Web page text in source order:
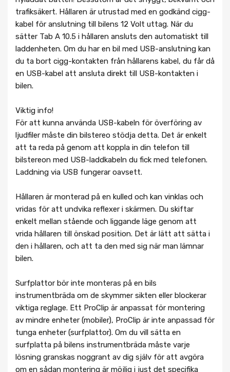
trafiksäkert. Hållaren är utrustad med en godkänd cigg-
kabel för anslutning till bilens 12 Volt uttag. När du
sätter Tab A 10.5 i hållaren ansluts den automatiskt till
laddenheten. Om du har en bil med USB-anslutning kan
du ta bort cigg-kontakten från hållarens kabel, du får då
en USB-kabel att ansluta direkt till USB-kontakten i
bilen.
Viktig info!
För att kunna använda USB-kabeln för överföring av
ljudfiler måste din bilstereo stödja detta. Det är enkelt
att ta reda på genom att koppla in din telefon till
bilstereon med USB-laddkabeln du fick med telefonen.
Laddning via USB fungerar oavsett.
Hållaren är monterad på en kulled och kan vinklas och
vridas för att undvika reflexer i skärmen. Du skiftar
enkelt mellan stående och liggande läge genom att
vrida hållaren till önskad position. Det är lätt att sätta i
den i hållaren, och att ta den med sig när man lämnar
bilen.
Surfplattor bör inte monteras på en bils
instrumentbräda om de skymmer sikten eller blockerar
viktiga reglage. Ett ProClip är anpassat för montering
av mindre enheter (mobiler), ProClip är inte anpassad för
tunga enheter (surfplattor). Om du vill sätta en
surfplatta på bilens instrumentbräda måste varje
lösning granskas noggrant av dig själv för att avgöra
om en sådan montering är möjlig i just det specifika